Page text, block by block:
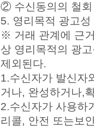
② 수신동의의 철회
5. 영리목적 광고
※ 거래 관계에 근
상 영리목적의 광
제외된다.
1.수신자가 발신자
거나, 완성하거나,
2.수신자가 사용하
리콜, 안전 또는보